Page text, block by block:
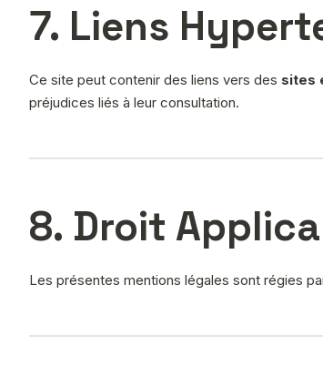
7. Liens
Ce site peut contenir des liens vers des sites
préjudices liés à leur consultation.
8. Droit
Les présentes mentions légales sont régies